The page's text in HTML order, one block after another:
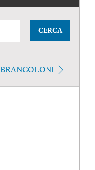
CERCA
BRANCOLONI